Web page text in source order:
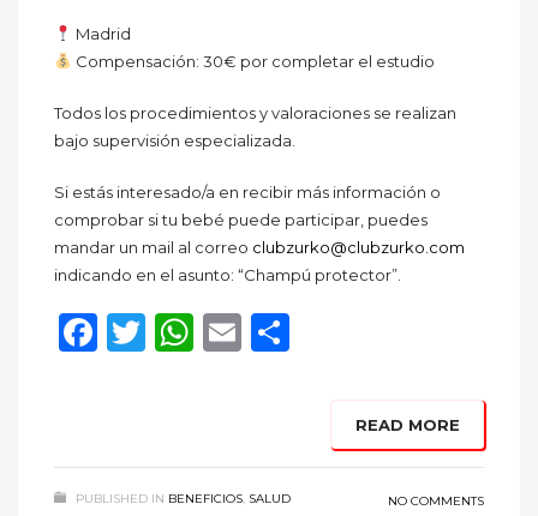
Madrid
Compensación: 30€ por completar el estudio
Todos los procedimientos y valoraciones se realizan
bajo supervisión especializada.
Si estás interesado/a en recibir más información o
comprobar si tu bebé puede participar, puedes
mandar un mail al correo clubzurko@clubzurko.com
indicando en el asunto: “Champú protector”.
Facebook
Twitter
WhatsApp
Email
READ MORE
PUBLISHED IN BENEFICIOS, SALUD NO COMMENTS